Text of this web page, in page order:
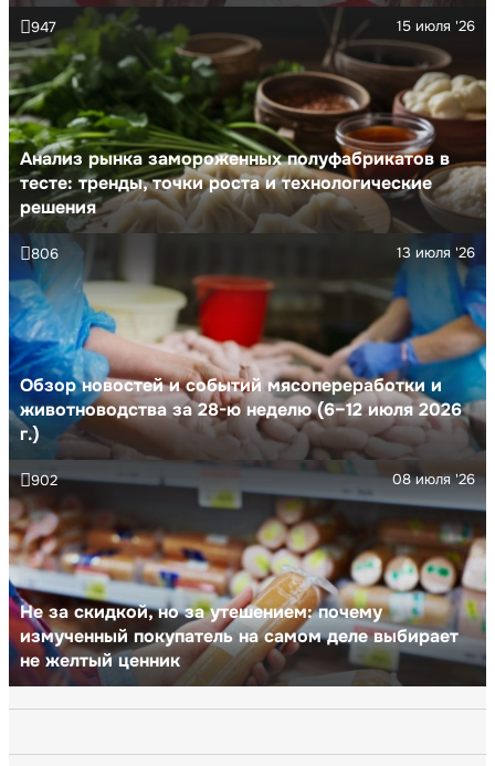
Анализ рынка замороженных полуфабрикатов в
тесте: тренды, точки роста и технологические
решения
15 июля '26
947
Обзор новостей и событий мясопереработки и
животноводства за 28-ю неделю (6–12 июля 2026
г.)
13 июля '26
806
Не за скидкой, но за утешением: почему
измученный покупатель на самом деле выбирает
не желтый ценник
08 июля '26
902